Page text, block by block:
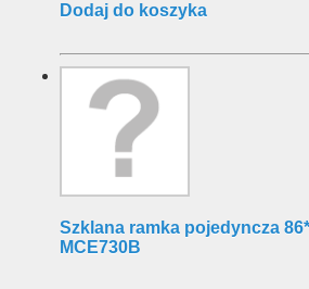
Dodaj do koszyka
Szklana ramka pojedyncza
MCE730B